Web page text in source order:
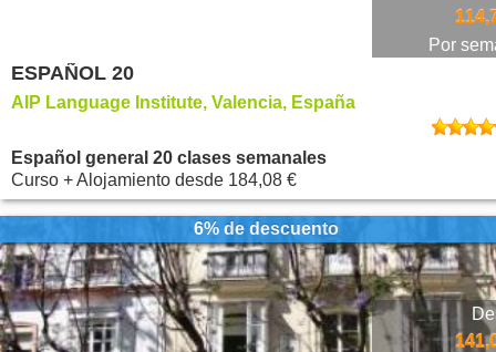
Por
ESPAÑOL 20
AIP Language Institute, Valencia, España
Español general 20 clases semanales
Curso + Alojamiento desde 184,08 €
6% de descuento